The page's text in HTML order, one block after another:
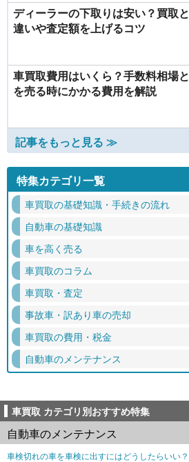
ディーラーの下取りは安い？買取
違いや査定額を上げるコツ
車買取費用はいくら？手数料相場
を売る時にかかる費用を解説
記事をもっと見る ≫
特集カテゴリ一覧
車買取の基礎知識・手続きの流れ
自動車の基礎知識
車を高く売る
車買取のコラム
車買取・査定
事故車・訳あり車の売却
車買取の費用・税金
自動車のメンテナンス
車買取 カテゴリ別おすすめ特集
自動車のメンテナンス
車検切れの車を車検に出すにはどうしたらいい